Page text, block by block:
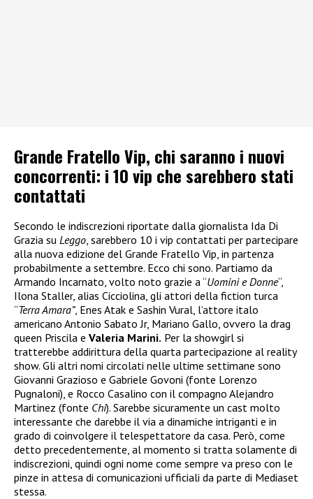
Grande Fratello Vip, chi saranno i nuovi
concorrenti: i 10 vip che sarebbero stati
contattati
Secondo le indiscrezioni riportate dalla giornalista Ida Di
Grazia su Leggo , sarebbero 10 i vip contattati per partecipare
alla nuova edizione del Grande Fratello Vip, in partenza
probabilmente a settembre. Ecco chi sono. Partiamo da
Armando Incarnato, volto noto grazie a “Uomini e Donne“,
Ilona Staller, alias Cicciolina, gli attori della fiction turca
“Terra Amara”, Enes Atak e Sashin Vural, l’attore italo
americano Antonio Sabato Jr, Mariano Gallo, ovvero la drag
queen Priscila e Valeria Marini. Per la showgirl si
tratterebbe addirittura della quarta partecipazione al reality
show. Gli altri nomi circolati nelle ultime settimane sono
Giovanni Grazioso e Gabriele Govoni (fonte Lorenzo
Pugnaloni), e Rocco Casalino con il compagno Alejandro
Martinez (fonte Chi). Sarebbe sicuramente un cast molto
interessante che darebbe il via a dinamiche intriganti e in
grado di coinvolgere il telespettatore da casa. Però, come
detto precedentemente, al momento si tratta solamente di
indiscrezioni, quindi ogni nome come sempre va preso con le
pinze in attesa di comunicazioni ufficiali da parte di Mediaset
stessa.